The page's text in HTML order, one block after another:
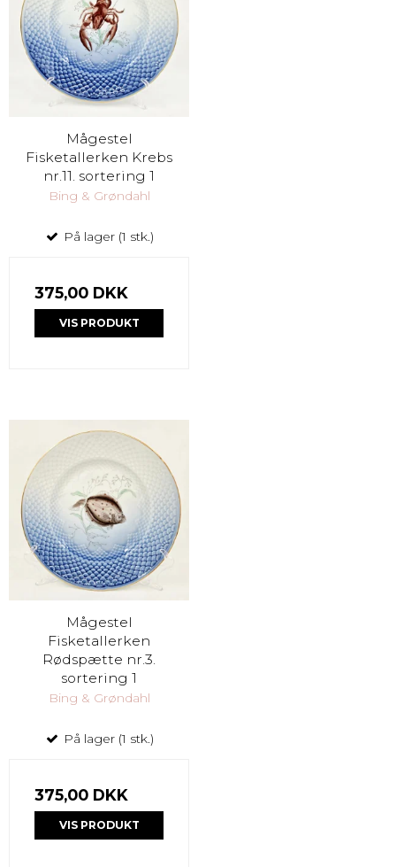
Mågestel
Fisketallerken Krebs
nr.11. sortering 1
Bing & Grøndahl
På lager (1 stk.)
375,00 DKK
VIS PRODUKT
Mågestel
Fisketallerken
Rødspætte nr.3.
sortering 1
Bing & Grøndahl
På lager (1 stk.)
375,00 DKK
VIS PRODUKT